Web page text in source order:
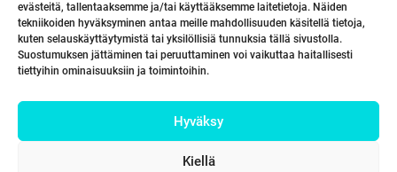
evästeitä, tallentaaksemme ja/tai käyttääksemme laitetietoja. Näiden
tekniikoiden hyväksyminen antaa meille mahdollisuuden käsitellä tietoja,
kuten selauskäyttäytymistä tai yksilöllisiä tunnuksia tällä sivustolla.
Suostumuksen jättäminen tai peruuttaminen voi vaikuttaa haitallisesti
tiettyihin ominaisuuksiin ja toimintoihin.
Hyväksy
Kiellä
Kumppanimme maailmalla